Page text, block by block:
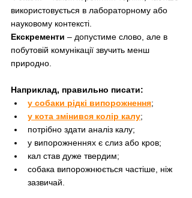
використовується в лабораторному або
науковому контексті.
Екскременти – допустиме слово, але в
побутовій комунікації звучить менш
природно.
Наприклад, правильно писати:
у собаки рідкі випорожнення;
у кота змінився колір калу;
потрібно здати аналіз калу;
у випорожненнях є слиз або кров;
кал став дуже твердим;
собака випорожнюється частіше, ніж
зазвичай.